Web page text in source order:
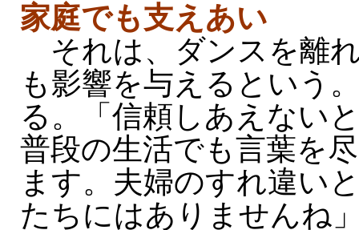
家庭でも支えあい
それは、ダンスを離
も影響を与えるという
る。「信頼しあえない
普段の生活でも言葉を
ます。夫婦のすれ違い
たちにはありませんね